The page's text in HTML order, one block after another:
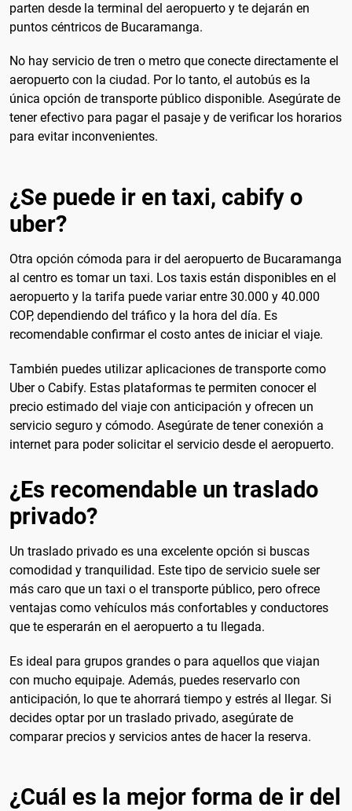
parten desde la terminal del aeropuerto y te dejarán en
puntos céntricos de Bucaramanga.
No hay servicio de tren o metro que conecte directamente el
aeropuerto con la ciudad. Por lo tanto, el autobús es la
única opción de transporte público disponible. Asegúrate de
tener efectivo para pagar el pasaje y de verificar los horarios
para evitar inconvenientes.
¿Se puede ir en taxi, cabify o
uber?
Otra opción cómoda para ir del aeropuerto de Bucaramanga
al centro es tomar un taxi. Los taxis están disponibles en el
aeropuerto y la tarifa puede variar entre 30.000 y 40.000
COP, dependiendo del tráfico y la hora del día. Es
recomendable confirmar el costo antes de iniciar el viaje.
También puedes utilizar aplicaciones de transporte como
Uber o Cabify. Estas plataformas te permiten conocer el
precio estimado del viaje con anticipación y ofrecen un
servicio seguro y cómodo. Asegúrate de tener conexión a
internet para poder solicitar el servicio desde el aeropuerto.
¿Es recomendable un traslado
privado?
Un traslado privado es una excelente opción si buscas
comodidad y tranquilidad. Este tipo de servicio suele ser
más caro que un taxi o el transporte público, pero ofrece
ventajas como vehículos más confortables y conductores
que te esperarán en el aeropuerto a tu llegada.
Es ideal para grupos grandes o para aquellos que viajan
con mucho equipaje. Además, puedes reservarlo con
anticipación, lo que te ahorrará tiempo y estrés al llegar. Si
decides optar por un traslado privado, asegúrate de
comparar precios y servicios antes de hacer la reserva.
¿Cuál es la mejor forma de ir del